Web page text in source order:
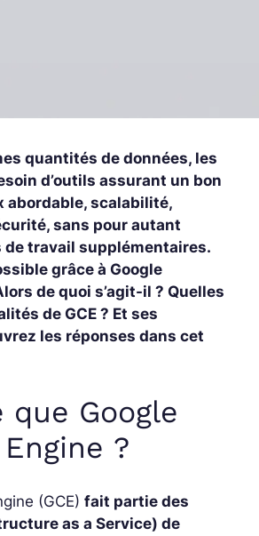
quantités de données, les
d’outils assurant un bon
abordable, scalabilité,
sans pour autant
de travail supplémentaires.
grâce à Google
de quoi s’agit-il ? Quelles
de GCE ? Et ses
les réponses dans cet
que Google
?
(GCE) fait partie des
as a Service) de